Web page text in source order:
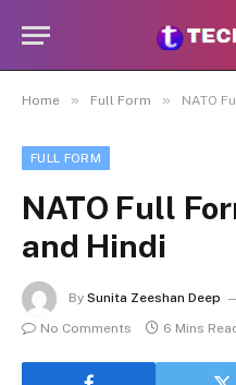
Home » Full Form » NATO
FULL FORM
NATO Full
and Hindi
By Sunita Zeeshan Deep
No Comments
6 Mins